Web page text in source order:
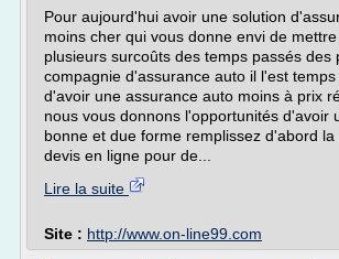
Pour aujourd'hui avoir une solution
moins cher qui vous donne envi de
plusieurs surcoûts des temps passés des
compagnie d'assurance auto il l'est
d'avoir une assurance auto moins à prix
nous vous donnons l'opportunités d'avoir
bonne et due forme remplissez d'abord
devis en ligne pour de...
Lire la suite
Site : http://www.on-line99.com